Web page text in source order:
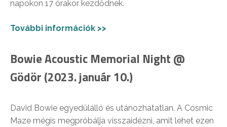
napokon 17 órakor kezdődnek.
További információk >>
Bowie Acoustic Memorial Night @
Gödör (2023. január 10.)
David Bowie egyedülálló és utánozhatatlan. A Cosmic
Maze mégis megpróbálja visszaidézni, amit lehet ezen